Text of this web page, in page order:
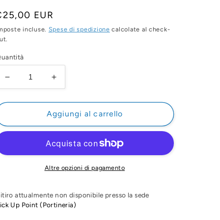
EUR
incluse. Spese di spedizione calcolate al check-
Diminuisci
quantità
per
MAHLER
ART
Aumenta
quantità
per
GUSTAV
MAHLER
DIGITAL
ART
Aggiungi al carrello
Altre opzioni di pagamento
attualmente non disponibile presso la sede
Up Point (Portineria)